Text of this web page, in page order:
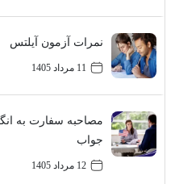
نمرات آزمون آیلتس
11 مرداد 1405
مصاحبه سفارت به
جواب
12 مرداد 1405